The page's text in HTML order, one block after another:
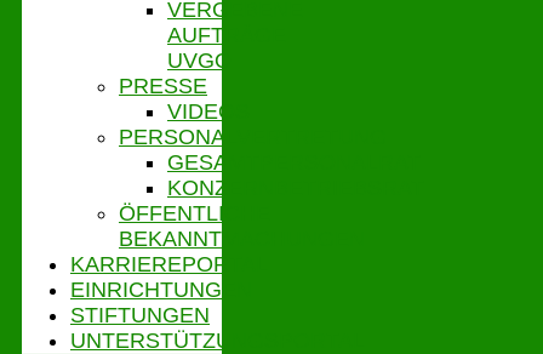
VERGEBENE
AUFTRÄGE
UVGO
PRESSE
VIDEOS
PERSONALVERTRETUNG
GESAMTPERSONALRAT
KONZERNBETRIEBSRAT
ÖFFENTLICHE
BEKANNTMACHUNGEN
KARRIEREPORTAL
EINRICHTUNGEN
STIFTUNGEN
UNTERSTÜTZUNGSPORTAL